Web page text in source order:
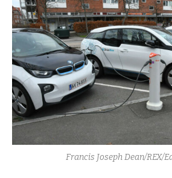
Francis Joseph Dean/REX/